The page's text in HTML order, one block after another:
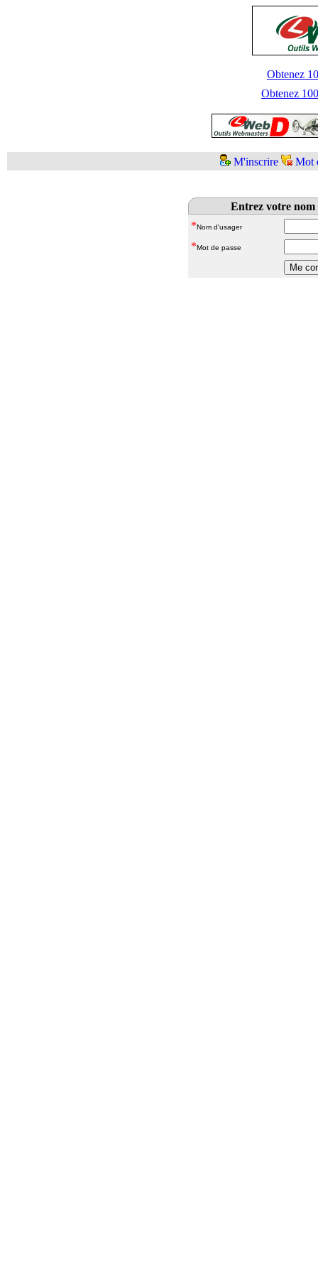
Obtenez
Obtenez
M'inscrire Mot
Entrez votre nom
*Nom d'usager
*Mot de passe